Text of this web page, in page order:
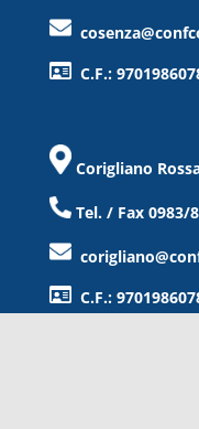
C.F.:
Corigliano
Tel. / Fax 0983/
C.F.: